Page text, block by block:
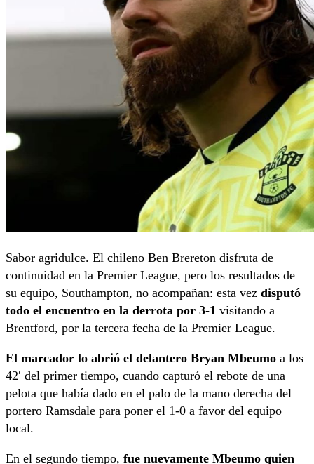
Sabor agridulce. El chileno Ben Brereton disfruta de
continuidad en la Premier League, pero los resultados de
su equipo, Southampton, no acompañan: esta vez disputó
todo el encuentro en la derrota por 3-1 visitando a
Brentford, por la tercera fecha de la Premier League.
El marcador lo abrió el delantero Bryan Mbeumo a los
42′ del primer tiempo, cuando capturó el rebote de una
pelota que había dado en el palo de la mano derecha del
portero Ramsdale para poner el 1-0 a favor del equipo
local.
En el segundo tiempo, fue nuevamente Mbeumo quien